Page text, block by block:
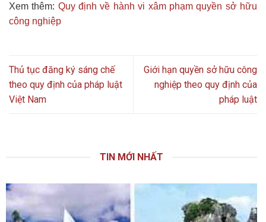
Xem thêm: Quy định về hành vi xâm phạm quyền sở hữu
công nghiệp
Thủ tục đăng ký sáng chế
theo quy định của pháp luật
Việt Nam
Giới hạn quyền sở hữu công
nghiệp theo quy định của
pháp luật
TIN MỚI NHẤT